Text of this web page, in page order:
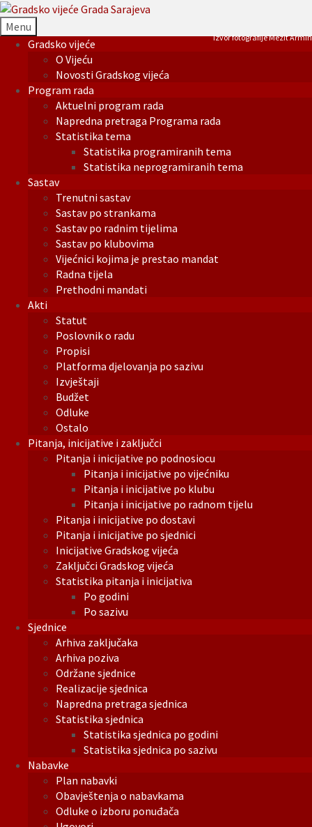
Menu
Gradsko vijeće
O Vijeću
Novosti Gradskog vijeća
Program rada
Aktuelni program rada
Napredna pretraga Programa rada
Statistika tema
Statistika programiranih tema
Statistika neprogramiranih tema
Sastav
Trenutni sastav
Sastav po strankama
Sastav po radnim tijelima
Sastav po klubovima
Vijećnici kojima je prestao mandat
Radna tijela
Prethodni mandati
Akti
Statut
Poslovnik o radu
Propisi
Platforma djelovanja po sazivu
Izvještaji
Budžet
Odluke
Ostalo
Pitanja, inicijative i zaključci
Pitanja i inicijative po podnosiocu
Pitanja i inicijative po vijećniku
Pitanja i inicijative po klubu
Pitanja i inicijative po radnom tijelu
Pitanja i inicijative po dostavi
Pitanja i inicijative po sjednici
Inicijative Gradskog vijeća
Zaključci Gradskog vijeća
Statistika pitanja i inicijativa
Po godini
Po sazivu
Sjednice
Arhiva zaključaka
Arhiva poziva
Održane sjednice
Realizacije sjednica
Napredna pretraga sjednica
Statistika sjednica
Statistika sjednica po godini
Statistika sjednica po sazivu
Nabavke
Plan nabavki
Obavještenja o nabavkama
Odluke o izboru ponuđača
Izvor fotografije Mezit Armin